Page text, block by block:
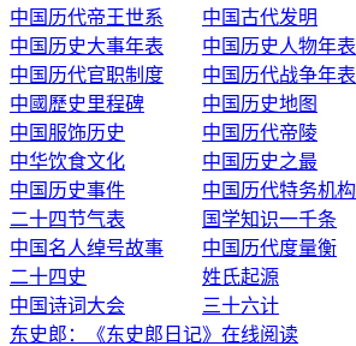
中国历代帝王世系
中国古代发明
中国历史大事年表
中国历史人物年表
中国历代官职制度
中国历代战争年表
中國歷史里程碑
中国历史地图
中国服饰历史
中国历代帝陵
中华饮食文化
中国历史之最
中国历史事件
中国历代特务机构
二十四节气表
国学知识一千条
中国名人绰号故事
中国历代度量衡
二十四史
姓氏起源
中国诗词大会
三十六计
东史郎：《东史郎日记》在线阅读